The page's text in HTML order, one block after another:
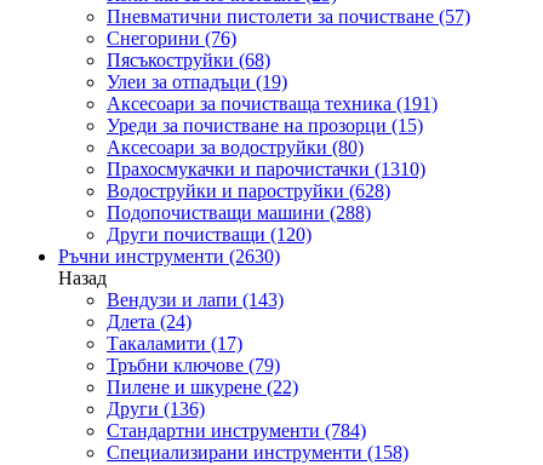
Пневматични пистолети за почистване (57)
Снегорини (76)
Пясъкоструйки (68)
Улеи за отпадъци (19)
Аксесоари за почистваща техника (191)
Уреди за почистване на прозорци (15)
Аксесоари за водоструйки (80)
Прахосмукачки и парочистачки (1310)
Водоструйки и пароструйки (628)
Подопочистващи машини (288)
Други почистващи (120)
Ръчни инструменти (2630)
Назад
Вендузи и лапи (143)
Длета (24)
Такаламити (17)
Тръбни ключове (79)
Пилене и шкурене (22)
Други (136)
Стандартни инструменти (784)
Специализирани инструменти (158)